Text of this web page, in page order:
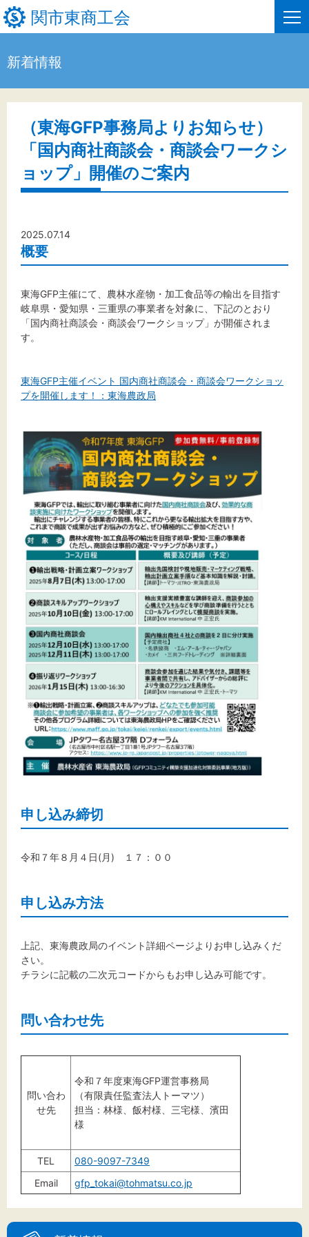
関市東商工会
事業者・創業者の方へ
関係機関の方へ
標準 拡大
黒 白 黄
新着情報
（東海GFP事務局よりお知らせ）
「国内商社商談会・商談会ワークシ
ョップ」開催のご案内
2025.07.14
概要
東海GFP主催にて、農林水産物・加工食品等の輸出を目指す
岐阜県・愛知県・三重県の事業者を対象に、下記のとおり
「国内商社商談会・商談会ワークショップ」が開催されま
す。
東海GFP主催イベント 国内商社商談会・商談会ワークショッ
プを開催します！：東海農政局
申し込み締切
令和７年８月４日(月) １７：００
申し込み方法
上記、東海農政局のイベント詳細ページよりお申し込みくだ
さい。
チラシに記載の二次元コードからもお申し込み可能です。
問い合わせ先
問い合わ
せ先
令和７年度東海GFP運営事務局
（有限責任監査法人トーマツ）
担当：林様、飯村様、三宅様、濱田
様
TEL
080-9097-7349
Email
gfp_tokai@tohmatsu.co.jp